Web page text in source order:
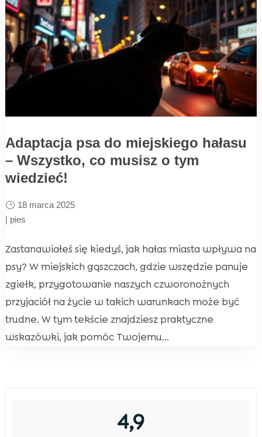
Adaptacja psa do miejskiego hałasu
– Wszystko, co musisz o tym
wiedzieć!
18 marca 2025
| pies
Zastanawiałeś się kiedyś, jak hałas miasta wpływa na
psy? W miejskich gąszczach, gdzie wszędzie panuje
zgiełk, przygotowanie naszych czworonożnych
przyjaciół na życie w takich warunkach może być
trudne. W tym tekście znajdziesz praktyczne
wskazówki, jak pomóc Twojemu...
4,9